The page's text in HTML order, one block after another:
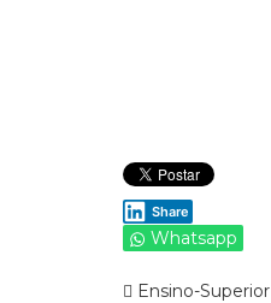
Share
Whatsapp
Ensino-Superior